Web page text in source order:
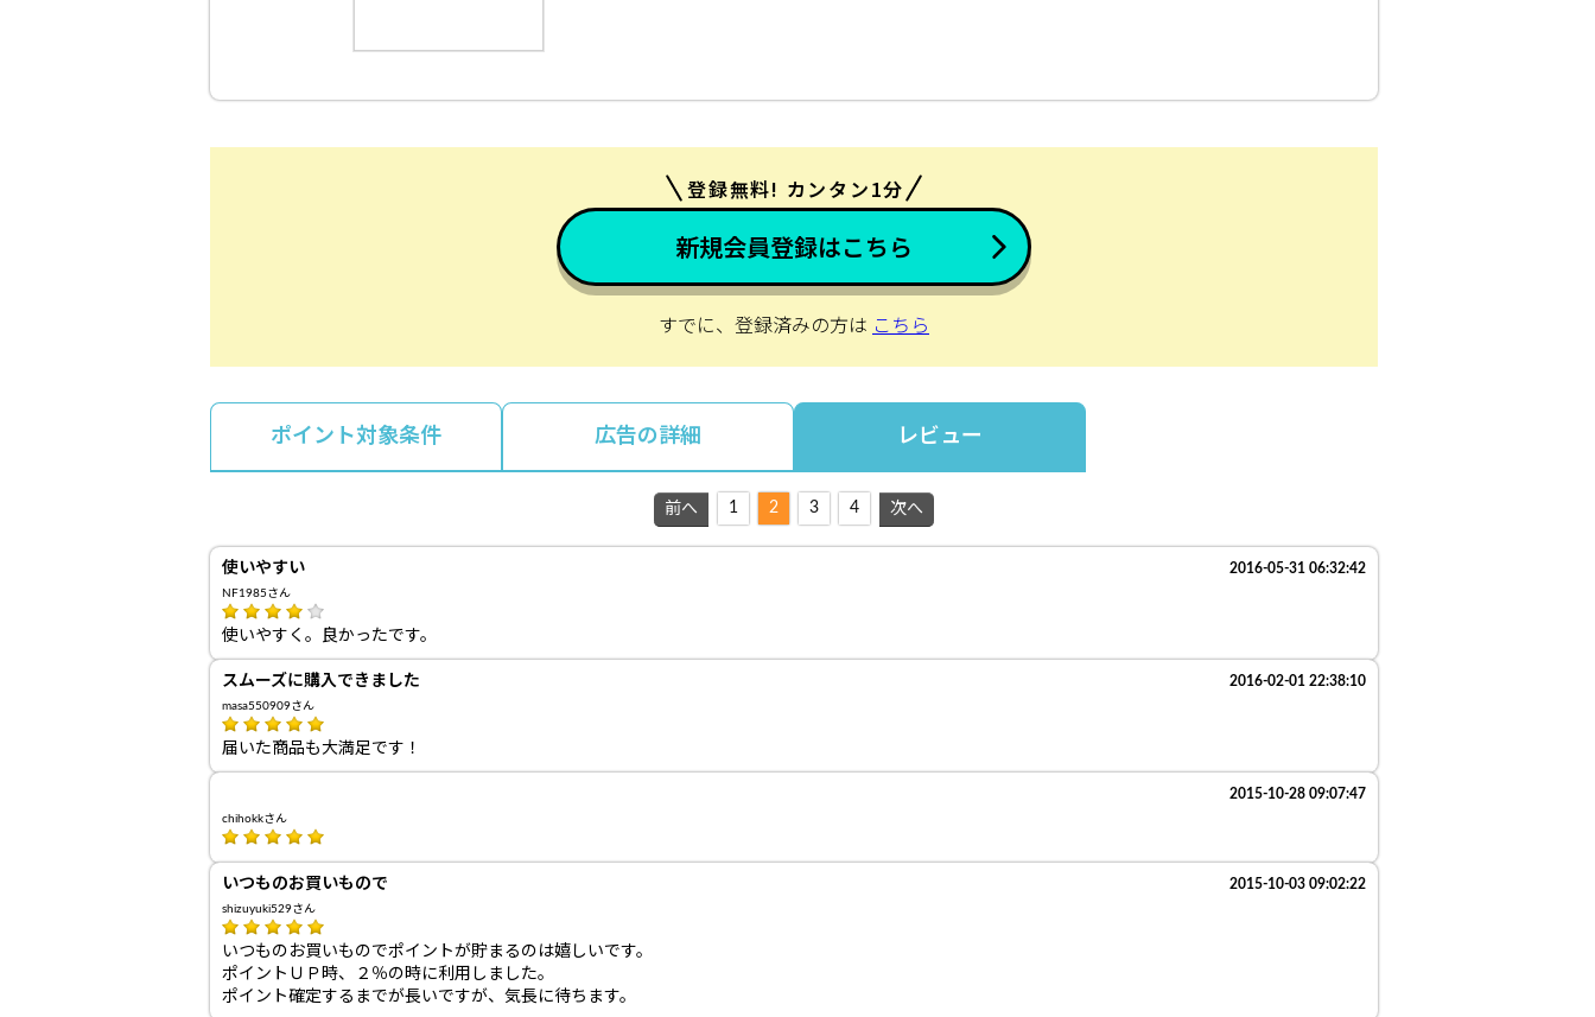
登録無料! カンタン1分
新規会員登録はこちら
すでに、登録済みの方は こちら
ポイント対象条件 広告の詳細 レビュー
前へ 1 2 3 4 次へ
使いやすい 2016-05-31 06:32:42
NF1985さん
使いやすく。良かったです。
スムーズに購入できました 2016-02-01 22:38:10
masa550909さん
届いた商品も大満足です！
2015-10-28 09:07:47
chihokkさん
いつものお買いもので 2015-10-03 09:02:22
shizuyuki529さん
いつものお買いものでポイントが貯まるのは嬉しいです。
ポイントＵＰ時、２％の時に利用しました。
ポイント確定するまでが長いですが、気長に待ちます。